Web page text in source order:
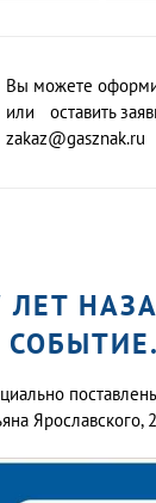
Вы можете
или оставить
zakaz@gasznak.ru
ЛЕТ